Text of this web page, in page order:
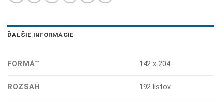
ĎALŠIE INFORMÁCIE
FORMÁT 142 x 204
ROZSAH 192 listov